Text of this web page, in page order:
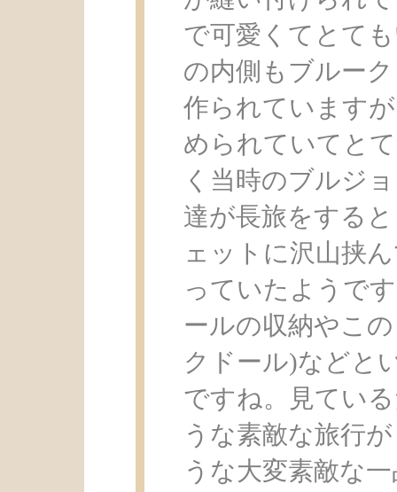
で可愛くてとて
の内側もブルー
作られています
められていてと
く当時のブルジ
達が長旅をする
ェットに沢山挟
っていたようで
ールの収納やこ
クドール)などと
ですね。見てい
うな素敵な旅行
うな大変素敵な